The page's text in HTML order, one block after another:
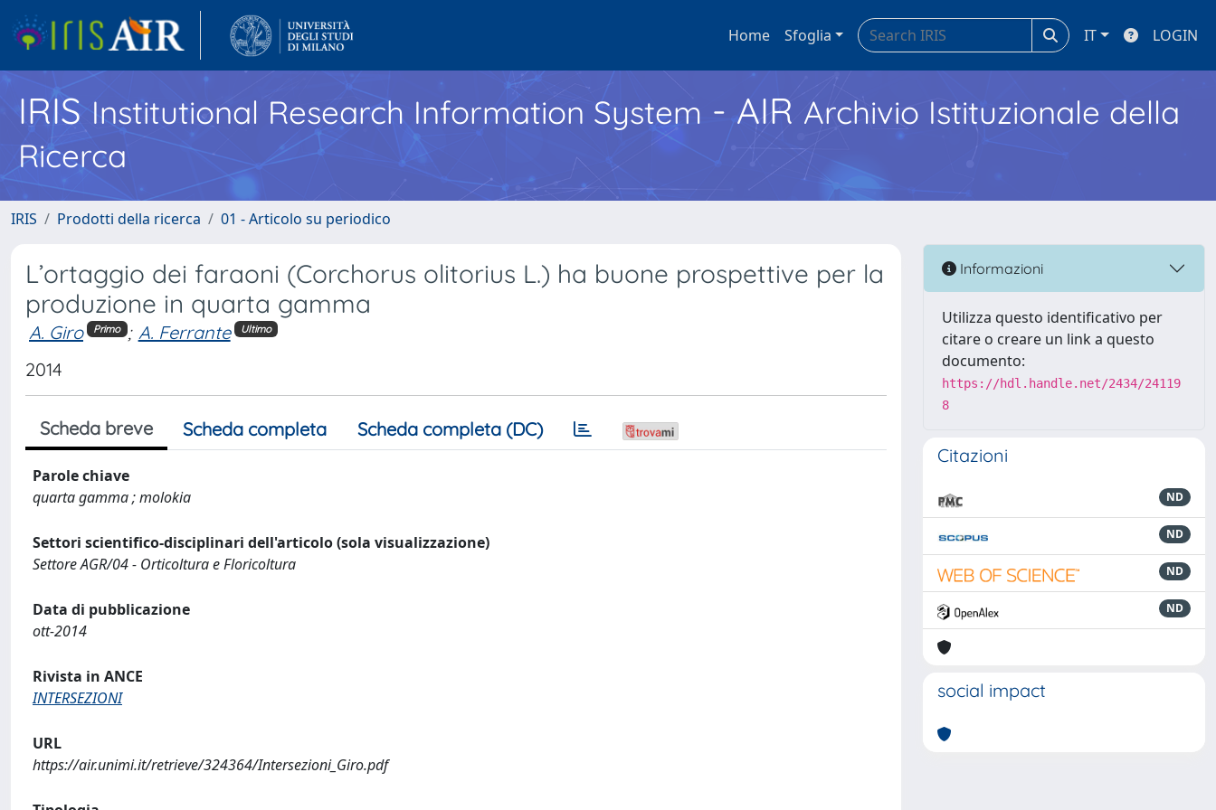
Home Sfoglia IT LOGIN
IRISInstitutional Research Information System - AIR Archivio Istituzionale della
Ricerca
IRIS Prodotti della ricerca 01 - Articolo su periodico
L’ortaggio dei faraoni (Corchorus olitorius L.) ha buone prospettive per la
produzione in quarta gamma
A. Giro Primo ; A. Ferrante Ultimo
2014
Scheda breve Scheda completa Scheda completa (DC)
Parole chiave
quarta gamma ; molokia
Settori scientifico-disciplinari dell'articolo (sola visualizzazione)
Settore AGR/04 - Orticoltura e Floricoltura
Data di pubblicazione
ott-2014
Rivista in ANCE
INTERSEZIONI
URL
https://air.unimi.it/retrieve/324364/Intersezioni_Giro.pdf
Informazioni
Utilizza questo identificativo per
citare o creare un link a questo
documento:
https://hdl.handle.net/2434/24119
8
Citazioni
ND
ND
ND
ND
social impact